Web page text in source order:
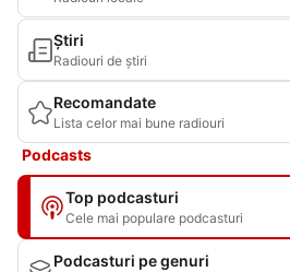
Știri
Radiouri de știri
Recomandate
Lista celor mai bune radiouri
Podcasts
Top podcasturi
Cele mai populare podcasturi
Podcasturi pe genuri